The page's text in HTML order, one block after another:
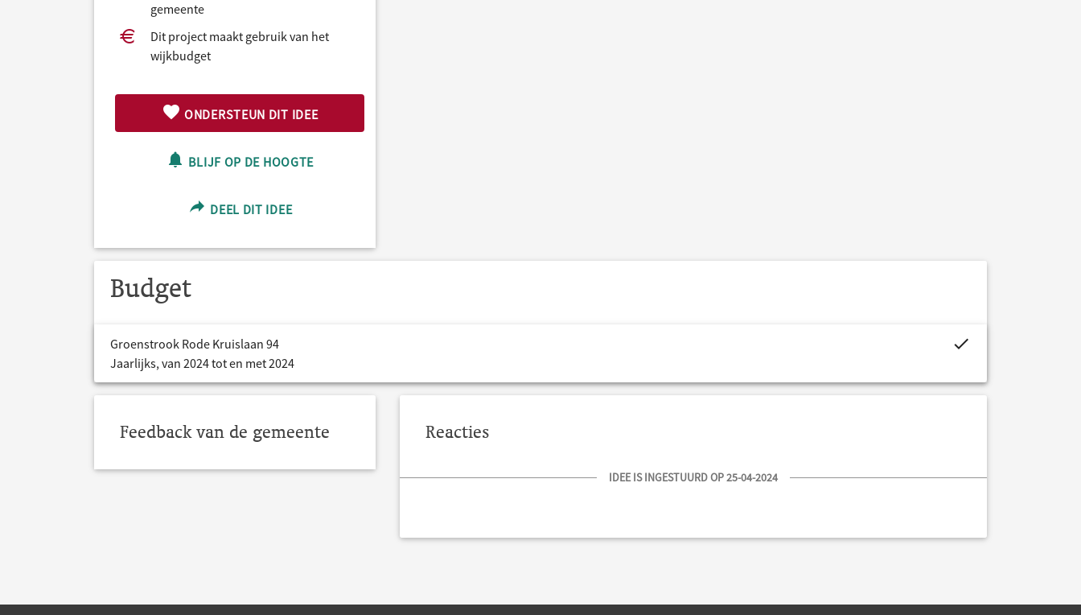
gemeente
Dit project maakt gebruik van het
wijkbudget
ONDERSTEUN DIT IDEE
BLIJF OP DE HOOGTE
DEEL DIT IDEE
Budget
Groenstrook Rode Kruislaan 94
Jaarlijks, van 2024 tot en met 2024
project.budget.fields.is_assigned-alt
Feedback van de gemeente Reacties
IDEE IS INGESTUURD OP 25-04-2024